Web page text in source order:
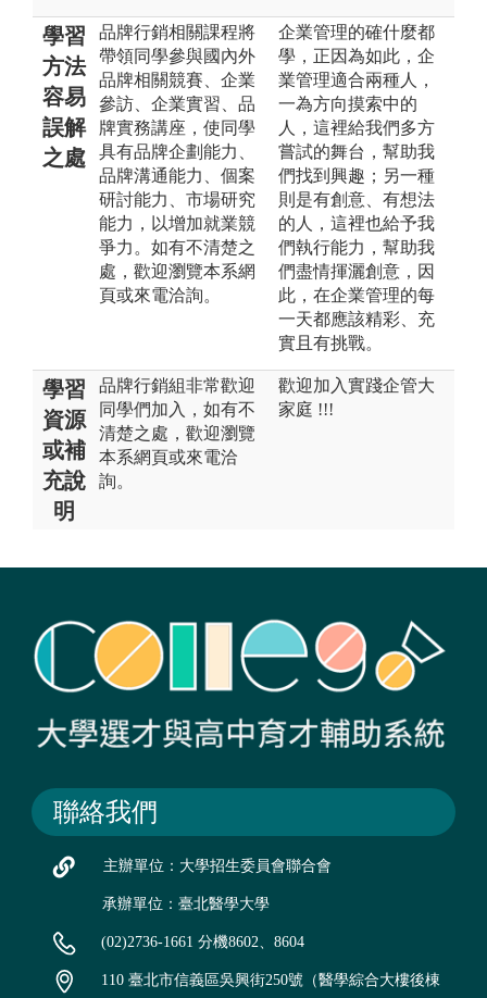
學習
方法
容易
誤解
之處
品牌行銷相關課程將
帶領同學參與國內外
品牌相關競賽、企業
參訪、企業實習、品
牌實務講座，使同學
具有品牌企劃能力、
品牌溝通能力、個案
研討能力、市場研究
能力，以增加就業競
爭力。如有不清楚之
處，歡迎瀏覽本系網
頁或來電洽詢。
企業管理的確什麼都
學，正因為如此，企
業管理適合兩種人，
一為方向摸索中的
人，這裡給我們多方
嘗試的舞台，幫助我
們找到興趣；另一種
則是有創意、有想法
的人，這裡也給予我
們執行能力，幫助我
們盡情揮灑創意，因
此，在企業管理的每
一天都應該精彩、充
實且有挑戰。
學習
資源
或補
充說
明
品牌行銷組非常歡迎
同學們加入，如有不
清楚之處，歡迎瀏覽
本系網頁或來電洽
詢。
歡迎加入實踐企管大
家庭 !!!
聯絡我們
主辦單位：大學招生委員會聯合會
承辦單位：臺北醫學大學
(02)2736-1661 分機8602、8604
110 臺北市信義區吳興街250號（醫學綜合大樓後棟